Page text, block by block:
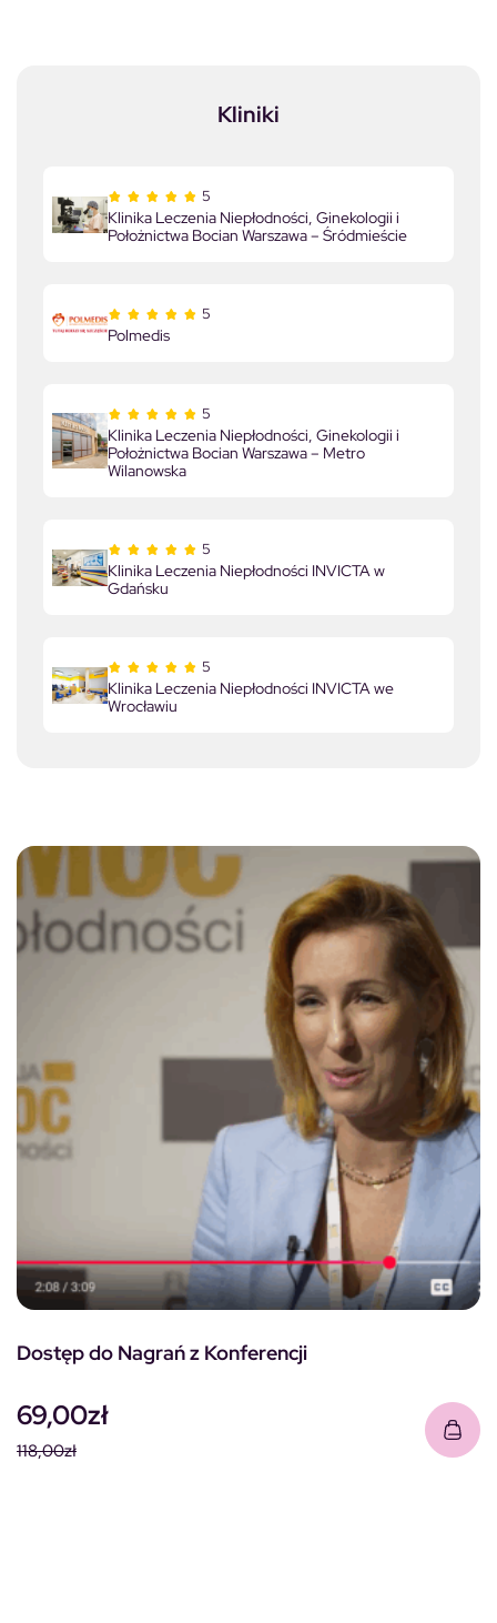
Kliniki
5
Klinika Leczenia Niepłodności, Ginekologii i
Położnictwa Bocian Warszawa – Śródmieście
5
Polmedis
5
Klinika Leczenia Niepłodności, Ginekologii i
Położnictwa Bocian Warszawa – Metro
Wilanowska
5
Klinika Leczenia Niepłodności INVICTA w
Gdańsku
5
Klinika Leczenia Niepłodności INVICTA we
Wrocławiu
Dostęp do Nagrań z Konferencji
118,00zł
69,00zł